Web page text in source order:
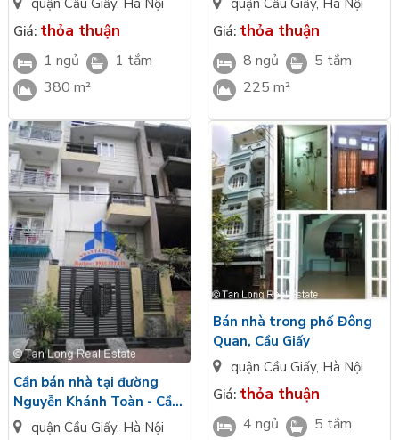
Giá: thỏa thuận
1 ngủ
1 tắm
380 m²
Giá: thỏa thuận
8 ngủ
5 tắm
225 m²
Cần bán nhà tại đường
Nguyễn Khánh Toàn - Cầu
Giấy - Hà Nội
quận Cầu Giấy, Hà Nội
Bán nhà trong phố Đông
Quan, Cầu Giấy
quận Cầu Giấy, Hà Nội
Giá: thỏa thuận
4 ngủ
5 tắm